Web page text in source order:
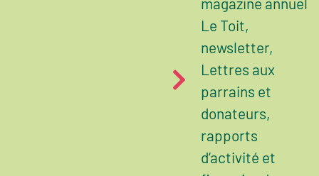
Le Toit,
newsletter,
Lettres aux
parrains et
donateurs,
rapports
d’activité et